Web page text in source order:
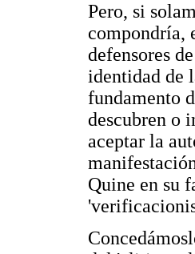
Pero, si
compondría,
defensores
identidad de
fundamento
descubren o
aceptar la
Quine en su